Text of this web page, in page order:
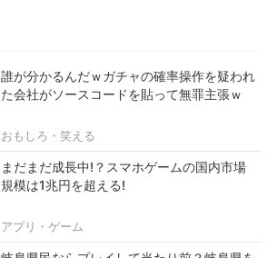
誰が分かるんだｗガチャの確率操作を疑われ
た会社がソースコードを貼って無罪主張ｗ
おもしろ・笑える
まだまだ成長中!？スマホゲームの国内市場
規模は1兆円を超える!
アプリ・ゲーム